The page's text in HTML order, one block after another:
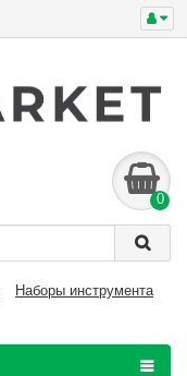
0
Наборы инструмента